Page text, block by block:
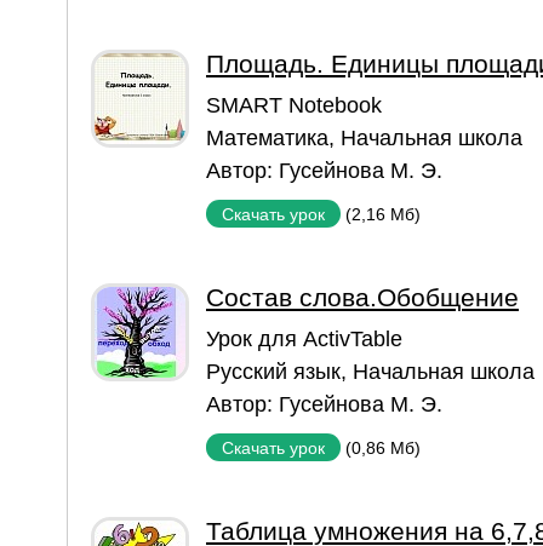
Площадь. Единицы
SMART Notebook
Математика, Начальная школа
Автор: Гусейнова М. Э.
Скачать урок (2,16 Мб)
Состав слова.Обобщение
Урок для ActivTable
Русский язык, Начальная школа
Автор: Гусейнова М. Э.
Скачать урок (0,86 Мб)
Таблица умножения на